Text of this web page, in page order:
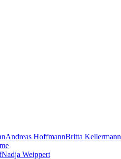
Andreas HoffmannBritta Kellermann
Nadja Weippert